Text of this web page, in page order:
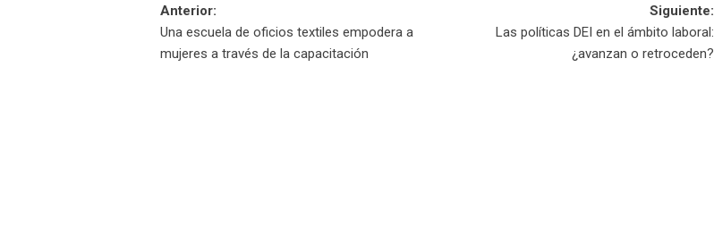
Navegación
de
Anterior:
Una escuela de oficios textiles empodera a
mujeres a través de la capacitación
Siguiente:
Las políticas DEI en el ámbito laboral:
¿avanzan o retroceden?